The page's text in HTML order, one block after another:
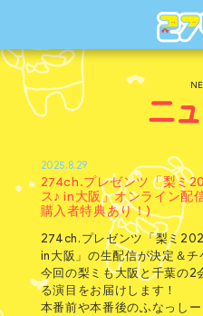
2025.8.29
274ch.プレゼンツ「梨ミ
ス♪ in大阪」オンライン配
購入者特典あり！)
274ch.プレゼンツ「梨ミ
in大阪」の生配信が決定＆チ
今回の梨ミも大阪と千葉の2
る演目をお届けします！
本番前や本番後のふなっし